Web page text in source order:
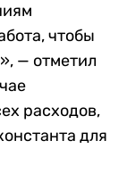
чтобы
— отметил
расходов,
для